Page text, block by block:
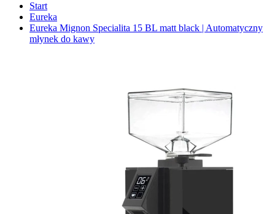
Start
Eureka
Eureka Mignon Specialita 15 BL matt black | Automatyczny
młynek do kawy